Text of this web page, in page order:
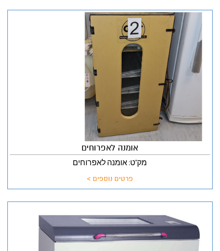
אומנה לאפרוחים
מק"ט: אומנה לאפרוחים
פרטים נוספים >